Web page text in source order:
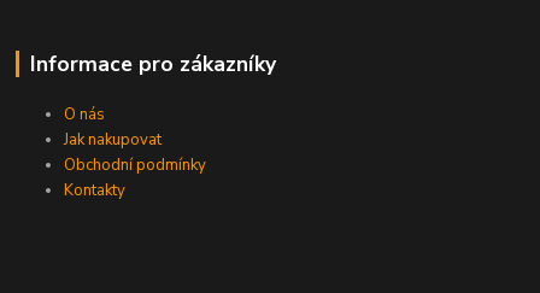
Informace pro zákazníky
O nás
Jak nakupovat
Obchodní podmínky
Kontakty